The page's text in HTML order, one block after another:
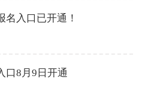
名入口已开通！
口8月9日开通